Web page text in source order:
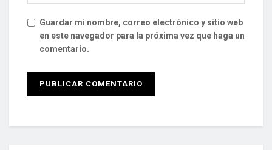
Guardar mi nombre, correo electrónico y sitio web
en este navegador para la próxima vez que haga un
comentario.